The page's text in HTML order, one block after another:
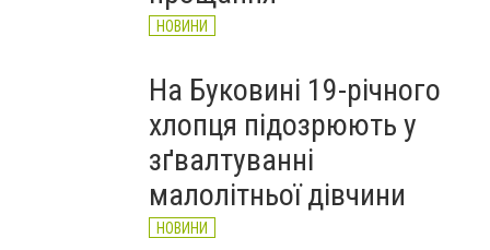
НОВИНИ
На Буковині 19-річного
хлопця підозрюють у
зґвалтуванні
малолітньої дівчини
НОВИНИ